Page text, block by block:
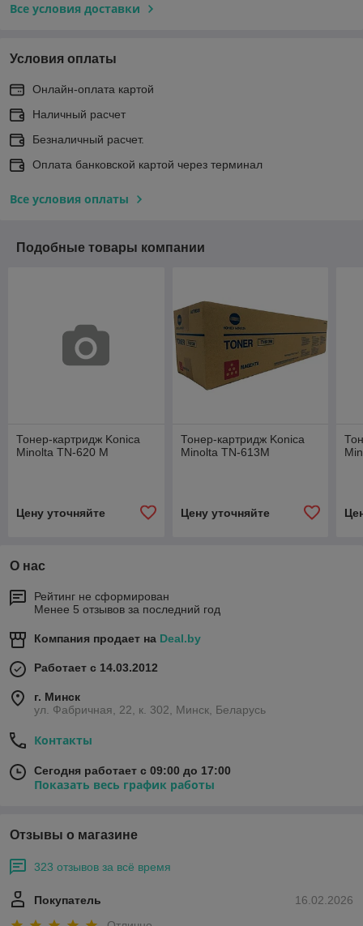
Все условия доставки
Условия оплаты
Онлайн-оплата картой
Наличный расчет
Безналичный расчет.
Оплата банковской картой через терминал
Все условия оплаты
Подобные товары компании
Тонер-картридж Konica
Minolta TN-620 M
Цену уточняйте
Тонер-картридж Konica
Minolta TN-613M
Цену уточняйте
О нас
Рейтинг не сформирован
Менее 5 отзывов за последний год
Компания продает на Deal.by
Работает с 14.03.2012
г. Минск
ул. Фабричная, 22, к. 302, Минск, Беларусь
Контакты
Сегодня работает с 09:00 до 17:00
Показать весь график работы
Отзывы о магазине
323 отзывов за всё время
16.02.2026
Покупатель